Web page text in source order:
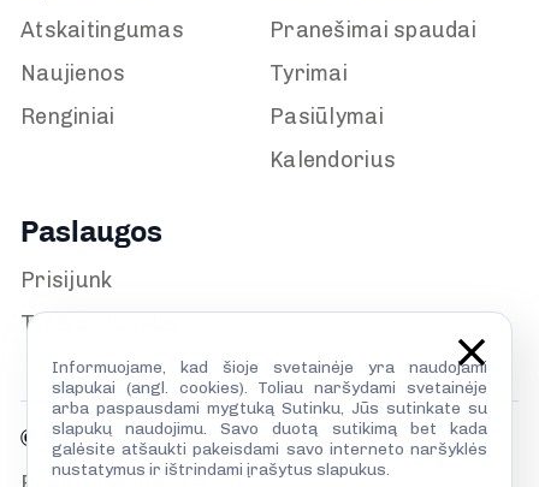
Atskaitingumas
Naujienos
Renginiai
Pranešimai spaudai
Tyrimai
Pasiūlymai
Kalendorius
Paslaugos
Prisijunk
TILS biblioteka
© TILS 2026
Informuojame, kad šioje svetainėje yra naudojami
slapukai (angl. cookies). Toliau naršydami svetainėje
arba paspausdami mygtuką Sutinku, Jūs sutinkate su
slapukų naudojimu. Savo duotą sutikimą bet kada
galėsite atšaukti pakeisdami savo interneto naršyklės
nustatymus ir ištrindami įrašytus slapukus.